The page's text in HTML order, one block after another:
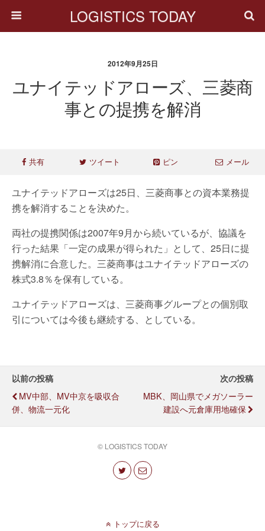
LOGISTICS TODAY
2012年9月25日
ユナイテッドアローズ、三菱商
事との提携を解消
共有 ツイート ピン メール
ユナイテッドアローズは25日、三菱商事との資本業務提
携を解消することを決めた。
両社の提携関係は2007年9月から続いているが、協議を
行った結果「一定の成果が得られた」として、25日に提
携解消に合意した。三菱商事はユナイテッドアローズの
株式3.8％を保有している。
ユナイテッドアローズは、三菱商事グループとの個別取
引については今後も継続する、としている。
以前の投稿
MV中部、MV中京を吸収合
併、物流一元化
次の投稿
MBK、岡山県でメガソーラー
建設へ元倉庫用地確保
© LOGISTICS TODAY
トップに戻る